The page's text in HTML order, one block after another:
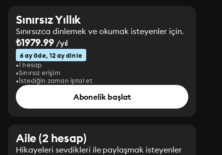
Sınırsız Yıllık
Sınırsızca dinlemek ve okumak isteyenler için.
₺1979.99/yıl
6 ay öde, 12 ay dinle
1 hesap
Sınırsız erişim
İstediğin zaman iptal et
Abonelik başlat
Aile (2 hesap)
Hikayeleri sevdikleri ile paylaşmak isteyenler